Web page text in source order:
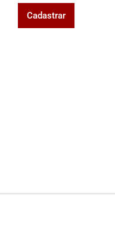
Cadastrar